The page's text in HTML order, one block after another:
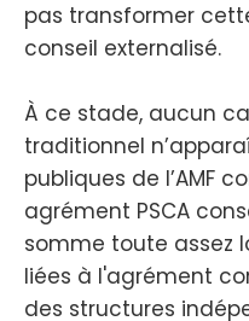
pas transformer
conseil externalisé.
À ce stade, aucun
traditionnel
publiques de l’AMF
agrément PSCA
somme toute assez
liées à l'agrément
des structures